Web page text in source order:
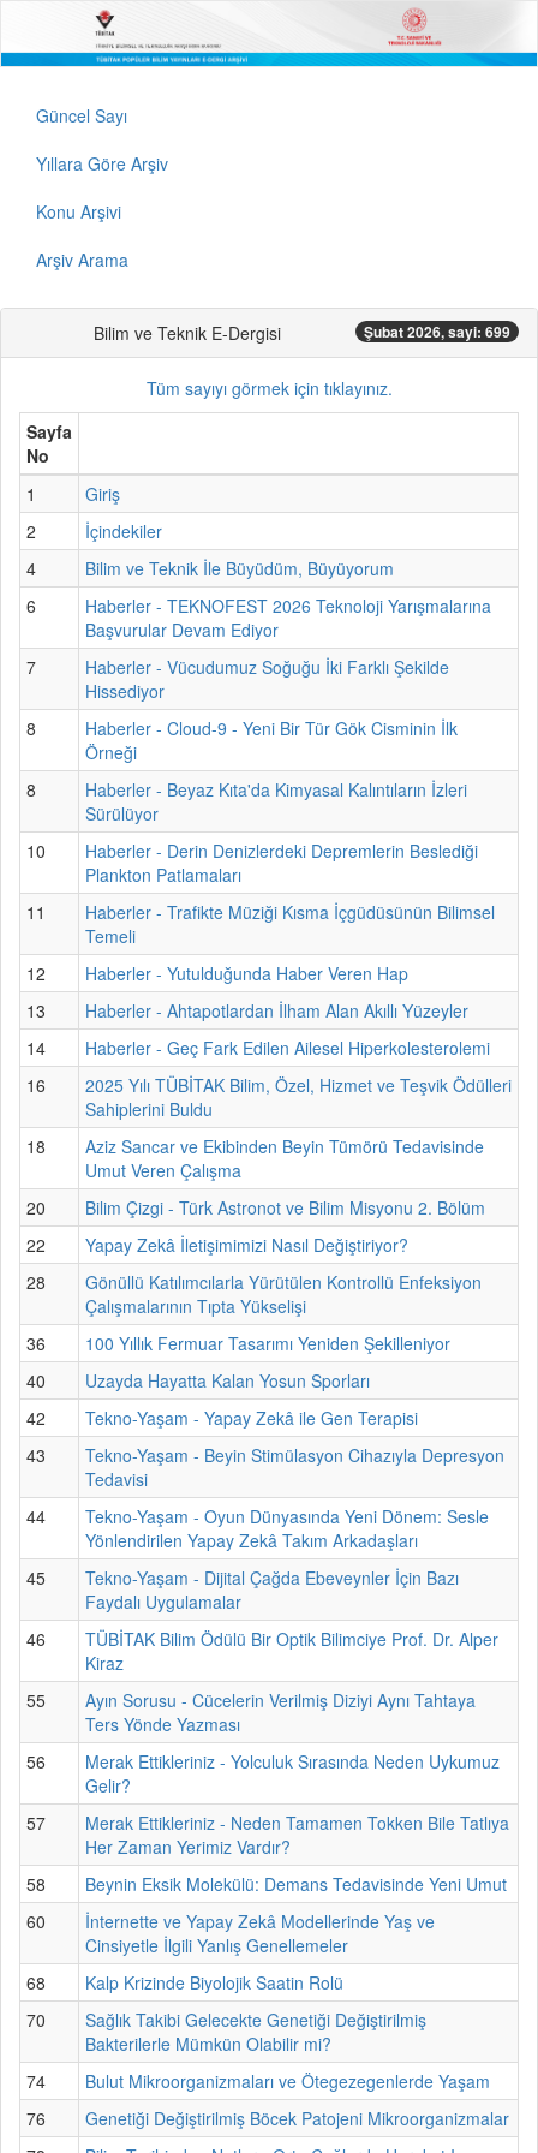
Güncel Sayı
Yıllara Göre Arşiv
Konu Arşivi
Arşiv Arama
Bilim ve Teknik E-Dergisi Şubat 2026, sayi: 699
Tüm sayıyı görmek için tıklayınız.
Sayfa
No
1
Giriş
2
İçindekiler
4
Bilim ve Teknik İle Büyüdüm, Büyüyorum
6
Haberler - TEKNOFEST 2026 Teknoloji Yarışmalarına
Başvurular Devam Ediyor
7
Haberler - Vücudumuz Soğuğu İki Farklı Şekilde
Hissediyor
8
Haberler - Cloud-9 - Yeni Bir Tür Gök Cisminin İlk
Örneği
8
Haberler - Beyaz Kıta'da Kimyasal Kalıntıların İzleri
Sürülüyor
10
Haberler - Derin Denizlerdeki Depremlerin Beslediği
Plankton Patlamaları
11
Haberler - Trafikte Müziği Kısma İçgüdüsünün Bilimsel
Temeli
12
Haberler - Yutulduğunda Haber Veren Hap
13
Haberler - Ahtapotlardan İlham Alan Akıllı Yüzeyler
14
Haberler - Geç Fark Edilen Ailesel Hiperkolesterolemi
16
2025 Yılı TÜBİTAK Bilim, Özel, Hizmet ve Teşvik Ödülleri
Sahiplerini Buldu
18
Aziz Sancar ve Ekibinden Beyin Tümörü Tedavisinde
Umut Veren Çalışma
20
Bilim Çizgi - Türk Astronot ve Bilim Misyonu 2. Bölüm
22
Yapay Zekâ İletişimimizi Nasıl Değiştiriyor?
28
Gönüllü Katılımcılarla Yürütülen Kontrollü Enfeksiyon
Çalışmalarının Tıpta Yükselişi
36
100 Yıllık Fermuar Tasarımı Yeniden Şekilleniyor
40
Uzayda Hayatta Kalan Yosun Sporları
42
Tekno-Yaşam - Yapay Zekâ ile Gen Terapisi
43
Tekno-Yaşam - Beyin Stimülasyon Cihazıyla Depresyon
Tedavisi
44
Tekno-Yaşam - Oyun Dünyasında Yeni Dönem: Sesle
Yönlendirilen Yapay Zekâ Takım Arkadaşları
45
Tekno-Yaşam - Dijital Çağda Ebeveynler İçin Bazı
Faydalı Uygulamalar
46
TÜBİTAK Bilim Ödülü Bir Optik Bilimciye Prof. Dr. Alper
Kiraz
55
Ayın Sorusu - Cücelerin Verilmiş Diziyi Aynı Tahtaya
Ters Yönde Yazması
56
Merak Ettikleriniz - Yolculuk Sırasında Neden Uykumuz
Gelir?
57
Merak Ettikleriniz - Neden Tamamen Tokken Bile Tatlıya
Her Zaman Yerimiz Vardır?
58
Beynin Eksik Molekülü: Demans Tedavisinde Yeni Umut
60
İnternette ve Yapay Zekâ Modellerinde Yaş ve
Cinsiyetle İlgili Yanlış Genellemeler
68
Kalp Krizinde Biyolojik Saatin Rolü
70
Sağlık Takibi Gelecekte Genetiği Değiştirilmiş
Bakterilerle Mümkün Olabilir mi?
74
Bulut Mikroorganizmaları ve Ötegezegenlerde Yaşam
76
Genetiği Değiştirilmiş Böcek Patojeni Mikroorganizmalar